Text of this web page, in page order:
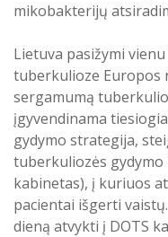
Projektas „Sveikatos
Druskininkų
Projektas
dalyvaujančių asmens
sveikatos specialistų
Projektas ,,HOPE –
carE”
mikobakterijų
Lietuva pasižymi
tuberkulioze Europos
sergamumą
įgyvendinama
gydymo strategija,
tuberkuliozės gydymo
kabinetas), į kuriuos
pacientai išgerti
dieną atvykti į DOTS